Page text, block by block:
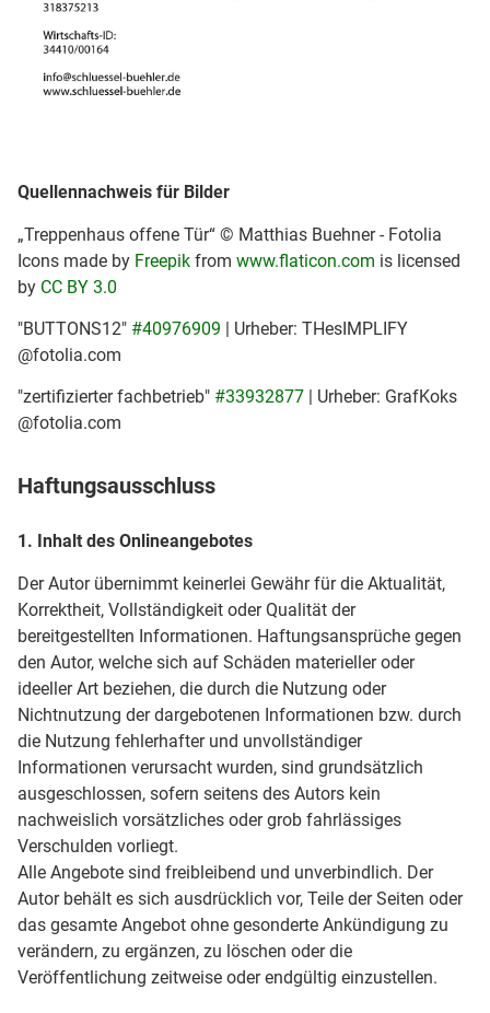
Quellennachweis für Bilder
„Treppenhaus offene Tür“ © Matthias Buehner - Fotolia
Icons made by Freepik from www.flaticon.com is licensed
by CC BY 3.0
"BUTTONS12" #40976909 | Urheber: THesIMPLIFY
@fotolia.com
"zertifizierter fachbetrieb" #33932877 | Urheber: GrafKoks
@fotolia.com
Haftungsausschluss
1. Inhalt des Onlineangebotes
Der Autor übernimmt keinerlei Gewähr für die Aktualität,
Korrektheit, Vollständigkeit oder Qualität der
bereitgestellten Informationen. Haftungsansprüche gegen
den Autor, welche sich auf Schäden materieller oder
ideeller Art beziehen, die durch die Nutzung oder
Nichtnutzung der dargebotenen Informationen bzw. durch
die Nutzung fehlerhafter und unvollständiger
Informationen verursacht wurden, sind grundsätzlich
ausgeschlossen, sofern seitens des Autors kein
nachweislich vorsätzliches oder grob fahrlässiges
Verschulden vorliegt.
Alle Angebote sind freibleibend und unverbindlich. Der
Autor behält es sich ausdrücklich vor, Teile der Seiten oder
das gesamte Angebot ohne gesonderte Ankündigung zu
verändern, zu ergänzen, zu löschen oder die
Veröffentlichung zeitweise oder endgültig einzustellen.